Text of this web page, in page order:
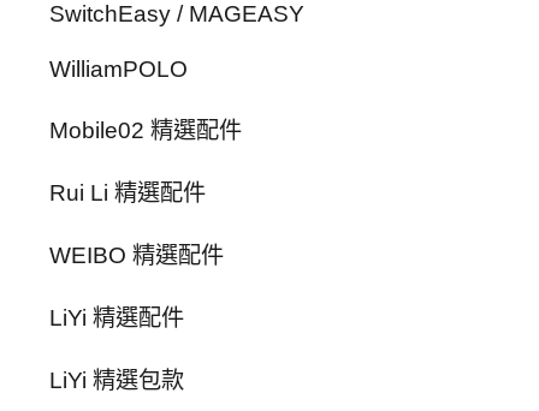
SwitchEasy / MAGEASY
WilliamPOLO
Mobile02 精選配件
Rui Li 精選配件
WEIBO 精選配件
LiYi 精選配件
LiYi 精選包款